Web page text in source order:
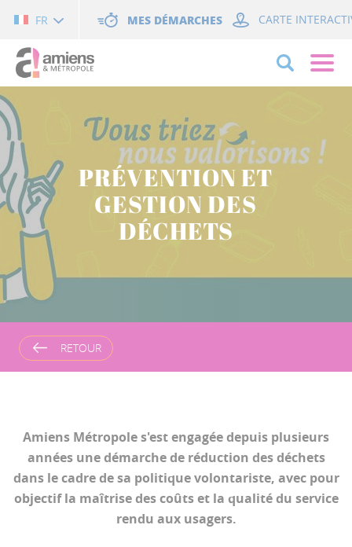
FR MES DÉMARCHES CARTE
PRÉVENTION ET
GESTION DES
DÉCHETS
RETOUR
Amiens Métropole s'est engagée depuis plusieurs
années une démarche de réduction des déchets
dans le cadre de sa politique volontariste, avec pour
objectif la maîtrise des coûts et la qualité du service
rendu aux usagers.